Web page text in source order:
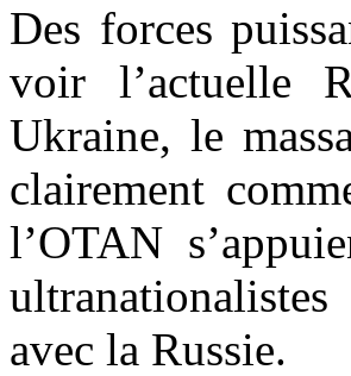
Des forces
voir l’actuelle
Ukraine, le
clairement
l’OTAN
avec la Russie.